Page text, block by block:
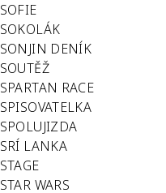
SOFIE
SOKOLÁK
SONJIN DENÍK
SOUTĚŽ
SPARTAN RACE
SPISOVATELKA
SPOLUJIZDA
SRÍ LANKA
STAGE
STAR WARS